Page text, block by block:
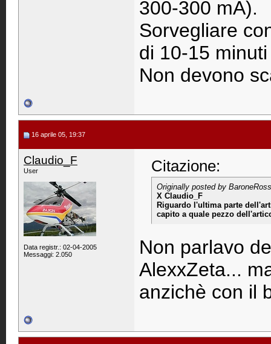
300-300 mA).
Sorvegliare
di 10-15
Non devono
16 aprile 05, 19:37
Claudio_F
User
Data registr.: 02-04-2005
Messaggi: 2.050
Citazione:
Originally posted by
X Claudio_F
Riguardo l'ultima parte
capito a quale pezzo
Non parlavo
AlexxZeta...
anzichè con il